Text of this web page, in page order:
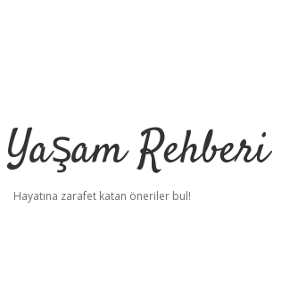
Rehberi
Hayatına zarafet katan öneriler bul!